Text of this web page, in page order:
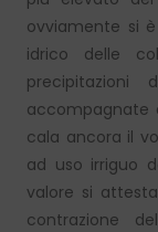
ovviamente si
idrico delle
accompagnate
cala ancora il
ad uso irriguo
valore si
contrazione